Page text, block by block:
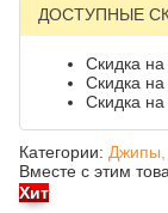
ДОСТУПНЫЕ
Скидка
Скидка
Скидка
Категории: Джипы,
Вместе с этим
Хит